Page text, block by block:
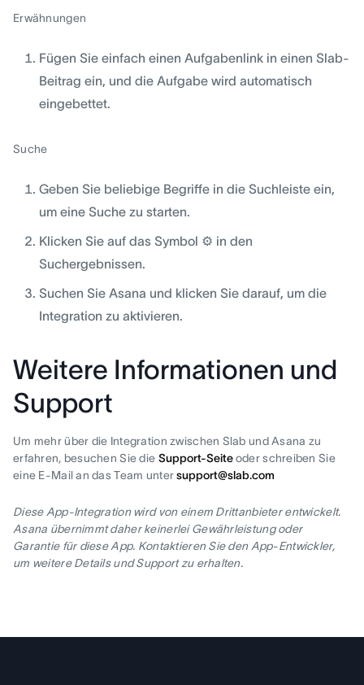
Erwähnungen
Fügen Sie einfach einen Aufgabenlink in einen Slab-
Beitrag ein, und die Aufgabe wird automatisch
eingebettet.
Suche
Geben Sie beliebige Begriffe in die Suchleiste ein,
um eine Suche zu starten.
Klicken Sie auf das Symbol ⚙ in den
Suchergebnissen.
Suchen Sie Asana und klicken Sie darauf, um die
Integration zu aktivieren.
Weitere Informationen und
Support
Um mehr über die Integration zwischen Slab und Asana zu
erfahren, besuchen Sie die Support-Seiteoder schreiben Sie
eine E-Mail an das Team untersupport@slab.com
Diese App-Integration wird von einem Drittanbieter entwickelt.
Asana übernimmt daher keinerlei Gewährleistung oder
Garantie für diese App. Kontaktieren Sie den App-Entwickler,
um weitere Details und Support zu erhalten.